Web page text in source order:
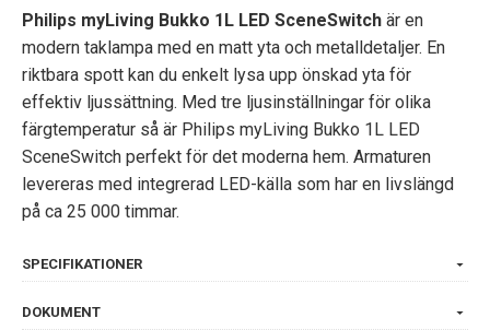
Philips myLiving Bukko 1L LED SceneSwitch är en
modern taklampa med en matt yta och metalldetaljer. En
riktbara spott kan du enkelt lysa upp önskad yta för
effektiv ljussättning. Med tre ljusinställningar för olika
färgtemperatur så är Philips myLiving Bukko 1L LED
SceneSwitch perfekt för det moderna hem. Armaturen
levereras med integrerad LED-källa som har en livslängd
på ca 25 000 timmar.
SPECIFIKATIONER
DOKUMENT